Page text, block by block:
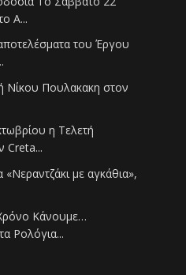
Α...
του Έργου
Νίκου Πουλακακη στον
η Τελετή
Creta...
με αγκάθια»,
Κάνουμε…
Ρολόγια...